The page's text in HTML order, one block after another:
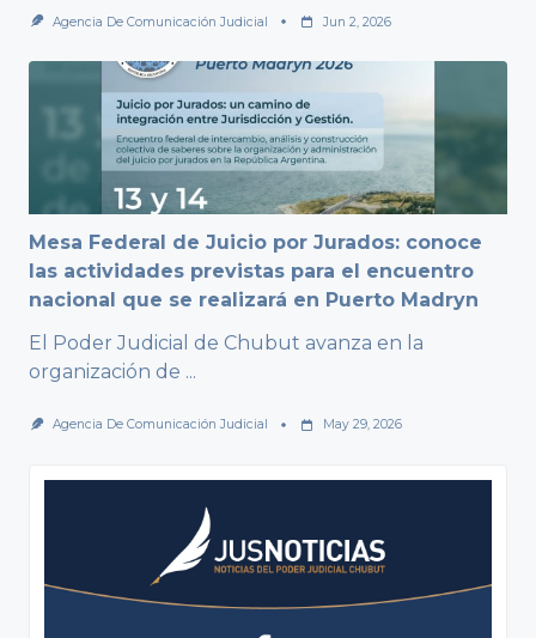
Agencia De Comunicación Judicial Jun 2, 2026
Mesa Federal de Juicio por Jurados: conoce
las actividades previstas para el encuentro
nacional que se realizará en Puerto Madryn
El Poder Judicial de Chubut avanza en la
organización de ...
Agencia De Comunicación Judicial May 29, 2026